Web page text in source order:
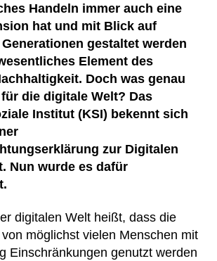
Handeln immer auch eine
hat und mit Blick auf
gestaltet werden
Element des
Doch was genau
die digitale Welt? Das
Institut (KSI) bekennt sich
zur Digitalen
Nun wurde es dafür
digitalen Welt heißt, dass die
möglichst vielen Menschen mit
Einschränkungen genutzt werden